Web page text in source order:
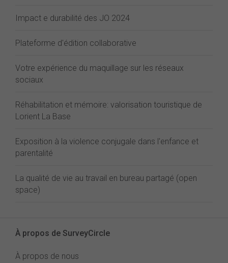
Impact e durabilité des JO 2024
Plateforme d'édition collaborative
Votre expérience du maquillage sur les réseaux
sociaux
Réhabilitation et mémoire: valorisation touristique de
Lorient La Base
Exposition à la violence conjugale dans l'enfance et
parentalité
La qualité de vie au travail en bureau partagé (open
space)
À propos de SurveyCircle
À propos de nous